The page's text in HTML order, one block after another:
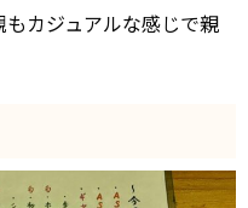
カジュアルな感じで親